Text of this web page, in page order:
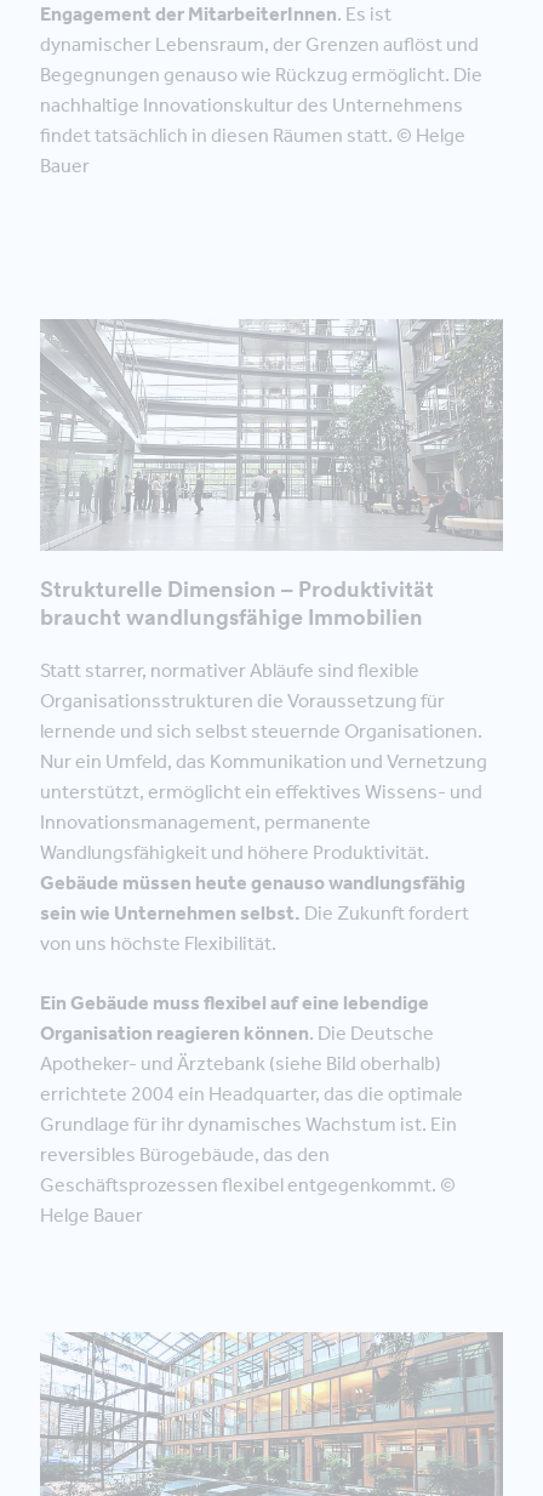
Engagement der MitarbeiterInnen. Es ist
dynamischer Lebensraum, der Grenzen auflöst und
Begegnungen genauso wie Rückzug ermöglicht. Die
nachhaltige Innovationskultur des Unternehmens
findet tatsächlich in diesen Räumen statt. © Helge
Bauer
Strukturelle Dimension – Produktivität
braucht wandlungsfähige Immobilien
Statt starrer, normativer Abläufe sind flexible
Organisationsstrukturen die Voraussetzung für
lernende und sich selbst steuernde Organisationen.
Nur ein Umfeld, das Kommunikation und Vernetzung
unterstützt, ermöglicht ein effektives Wissens- und
Innovationsmanagement, permanente
Wandlungsfähigkeit und höhere Produktivität.
Gebäude müssen heute genauso wandlungsfähig
sein wie Unternehmen selbst. Die Zukunft fordert
von uns höchste Flexibilität.
Ein Gebäude muss flexibel auf eine lebendige
Organisation reagieren können. Die Deutsche
Apotheker- und Ärztebank (siehe Bild oberhalb)
errichtete 2004 ein Headquarter, das die optimale
Grundlage für ihr dynamisches Wachstum ist. Ein
reversibles Bürogebäude, das den
Geschäftsprozessen flexibel entgegenkommt. ©
Helge Bauer